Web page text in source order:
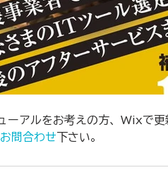
お問合わせ下さい。